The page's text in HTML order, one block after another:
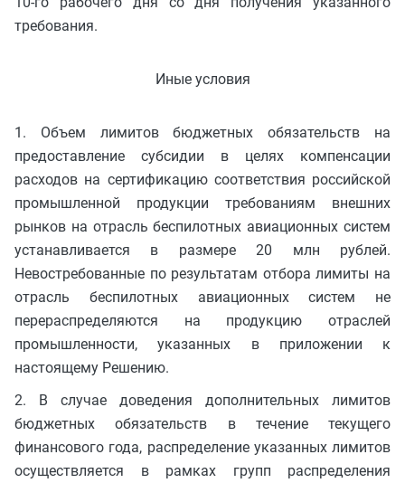
требования.
Иные условия
1. Объем лимитов бюджетных обязательств на
предоставление субсидии в целях компенсации
расходов на сертификацию соответствия российской
промышленной продукции требованиям внешних
рынков на отрасль беспилотных авиационных систем
устанавливается в размере 20 млн рублей.
Невостребованные по результатам отбора лимиты на
отрасль беспилотных авиационных систем не
перераспределяются на продукцию отраслей
промышленности, указанных в приложении к
настоящему Решению.
2. В случае доведения дополнительных лимитов
бюджетных обязательств в течение текущего
финансового года, распределение указанных лимитов
осуществляется в рамках групп распределения